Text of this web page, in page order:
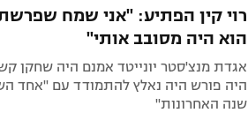
רוי קין הפתיע: "אני שמח
הוא היה מסובב אותי"
אגדת מנצ'סטר יונייטד אמנם היה שחקן
שנה האחרונות"